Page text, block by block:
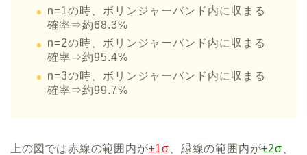
n=1の時、ボリンジャーバンド内に収まる
確率⇒約68.3%
n=2の時、ボリンジャーバンド内に収まる
確率⇒約95.4%
n=3の時、ボリンジャーバンド内に収まる
確率⇒約99.7%
上の図では赤線の範囲内が±1σ 、緑線の範囲内が±2σ